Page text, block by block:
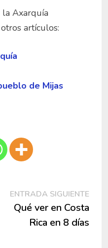
Axarquía
artículos:
de Mijas
ENTRADA SIGUIENTE
Qué ver en Costa
Rica en 8 días